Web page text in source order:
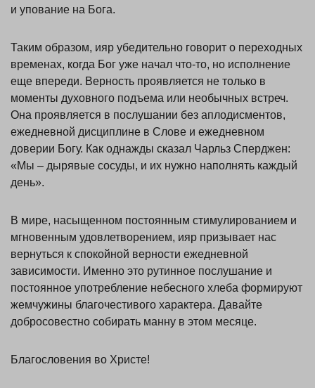
и упование на Бога.
Таким образом, ияр убедительно говорит о переходных
временах, когда Бог уже начал что-то, но исполнение
еще впереди. Верность проявляется не только в
моменты духовного подъема или необычных встреч.
Она проявляется в послушании без аплодисментов,
ежедневной дисциплине в Слове и ежедневном
доверии Богу. Как однажды сказал Чарльз Сперджен:
«Мы – дырявые сосуды, и их нужно наполнять каждый
день».
В мире, насыщенном постоянным стимулированием и
мгновенным удовлетворением, ияр призывает нас
вернуться к спокойной верности ежедневной
зависимости. Именно это рутинное послушание и
постоянное употребление небесного хлеба формируют
жемчужины благочестивого характера. Давайте
добросовестно собирать манну в этом месяце.
Благословения во Христе!